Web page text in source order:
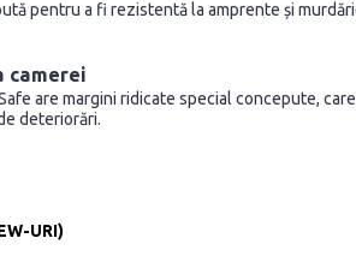
pentru a fi rezistentă la amprente și
camerei
are margini ridicate special concepute,
deteriorări.
URI)